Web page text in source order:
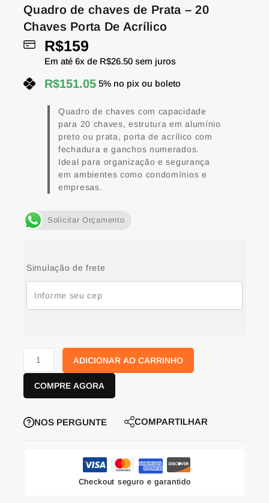
Quadro de chaves de Prata – 20
Chaves Porta De Acrílico
R$159
Em até 6x de R$26.50 sem juros
R$151.05 5% no pix ou boleto
Quadro de chaves com capacidade
para 20 chaves, estrutura em alumínio
preto ou prata, porta de acrílico com
fechadura e ganchos numerados.
Ideal para organização e segurança
em ambientes como condomínios e
empresas.
Solicitar Orçamento
Simulação de frete
ADICIONAR AO CARRINHO
COMPRE AGORA
NOS PERGUNTE COMPARTILHAR
Checkout seguro e garantido